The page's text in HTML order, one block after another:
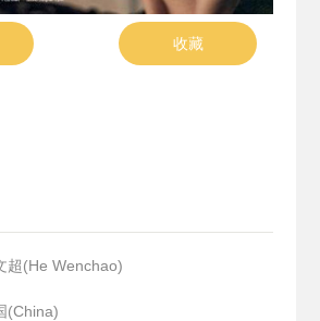
收藏
超(He Wenchao)
(China)